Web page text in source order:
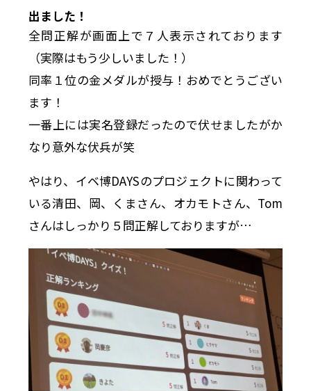
出ました！
全問正解が画面上で７人表示されております
（実際はもう少しいました！）
同率１位の金メダルが授与！おめでとうござい
ます！
一番上には実名登録だったので伏せましたがか
なり意外な伏兵が笑
やはり、イベ博DAYSのプロジェクトに関わって
いる清田、岡、くまさん、オカモトさん、Tom
さんはしっかり５問正解しておりますが…